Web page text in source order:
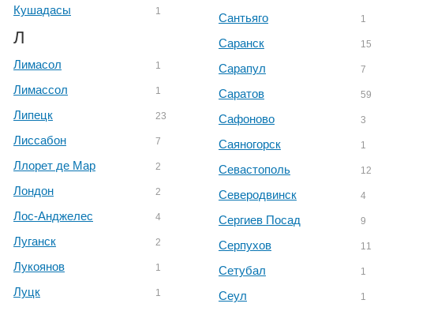
Кушадасы 1
Л
Лимасол 1
Лимассол 1
Липецк 23
Лиссабон 7
Ллорет де Мар 2
Лондон 2
Лос-Анджелес 4
Луганск 2
Лукоянов 1
Луцк 1
Сантьяго 1
Саранск 15
Сарапул 7
Саратов 59
Сафоново 3
Саяногорск 1
Севастополь 12
Северодвинск 4
Сергиев Посад 9
Серпухов 11
Сетубал 1
Сеул 1